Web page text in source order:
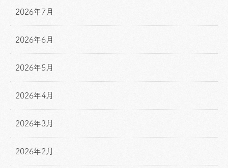
2026年7月
2026年6月
2026年5月
2026年4月
2026年3月
2026年2月